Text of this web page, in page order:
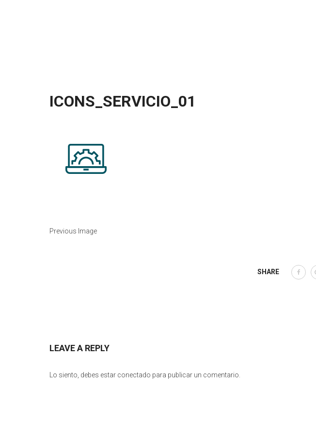
ICONS_SERVICIO_01
Previous Image
SHARE
LEAVE A REPLY
Lo siento, debes estar conectado para publicar un comentario.